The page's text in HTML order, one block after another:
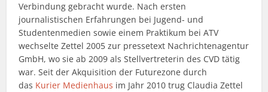
Verbindung gebracht wurde. Nach ersten
journalistischen Erfahrungen bei Jugend- und
Studentenmedien sowie einem Praktikum bei ATV
wechselte Zettel 2005 zur pressetext Nachrichtenagentur
GmbH, wo sie ab 2009 als Stellvertreterin des CVD tätig
war. Seit der Akquisition der Futurezone durch
das Kurier Medienhaus im Jahr 2010 trug Claudia Zettel